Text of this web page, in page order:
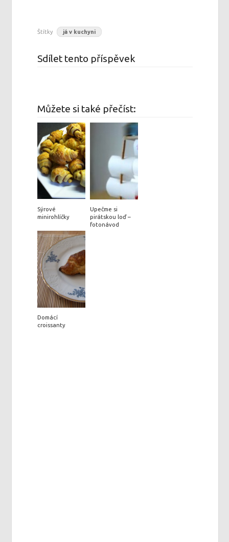
Štítky já v kuchyni
Sdílet tento příspěvek
Můžete si také přečíst:
Sýrové
minirohlíčky
Upečme si
pirátskou loď –
fotonávod
Domácí
croissanty